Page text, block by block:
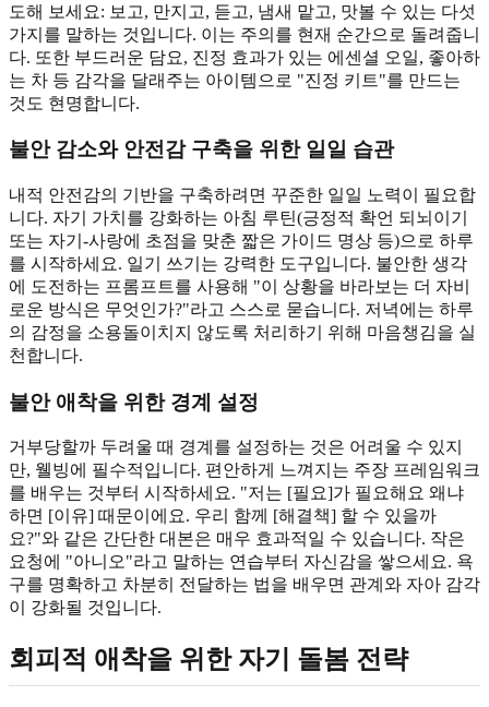
도해 보세요: 보고, 만지고, 듣고, 냄새 맡고, 맛볼 수 있는 다섯
가지를 말하는 것입니다. 이는 주의를 현재 순간으로 돌려줍니
다. 또한 부드러운 담요, 진정 효과가 있는 에센셜 오일, 좋아하
는 차 등 감각을 달래주는 아이템으로 "진정 키트"를 만드는
것도 현명합니다.
불안 감소와 안전감 구축을 위한 일일 습관
내적 안전감의 기반을 구축하려면 꾸준한 일일 노력이 필요합
니다. 자기 가치를 강화하는 아침 루틴(긍정적 확언 되뇌이기
또는 자기-사랑에 초점을 맞춘 짧은 가이드 명상 등)으로 하루
를 시작하세요. 일기 쓰기는 강력한 도구입니다. 불안한 생각
에 도전하는 프롬프트를 사용해 "이 상황을 바라보는 더 자비
로운 방식은 무엇인가?"라고 스스로 묻습니다. 저녁에는 하루
의 감정을 소용돌이치지 않도록 처리하기 위해 마음챙김을 실
천합니다.
불안 애착을 위한 경계 설정
거부당할까 두려울 때 경계를 설정하는 것은 어려울 수 있지
만, 웰빙에 필수적입니다. 편안하게 느껴지는 주장 프레임워크
를 배우는 것부터 시작하세요. "저는 [필요]가 필요해요 왜냐
하면 [이유] 때문이에요. 우리 함께 [해결책] 할 수 있을까
요?"와 같은 간단한 대본은 매우 효과적일 수 있습니다. 작은
요청에 "아니오"라고 말하는 연습부터 자신감을 쌓으세요. 욕
구를 명확하고 차분히 전달하는 법을 배우면 관계와 자아 감각
이 강화될 것입니다.
회피적 애착을 위한 자기 돌봄 전략